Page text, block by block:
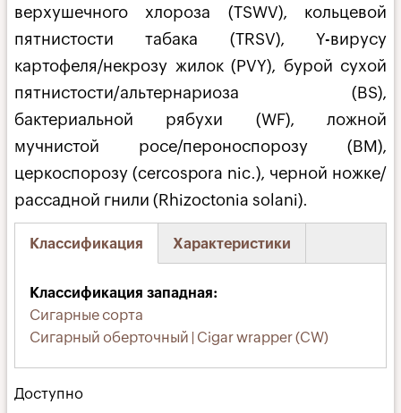
верхушечного хлороза (TSWV), кольцевой
пятнистости табака (TRSV), Y-вирусу
картофеля/некрозу жилок (PVY), бурой сухой
пятнистости/альтернариоза (BS),
бактериальной рябухи (WF), ложной
мучнистой росе/пероноспорозу (BM),
церкоспорозу (cercospora nic.), черной ножке/
рассадной гнили (Rhizoctonia solani).
Классификация
вкладка)
Характеристики
Классификация западная
Сигарные сорта
Сигарный оберточный | Cigar wrapper (CW)
Доступно